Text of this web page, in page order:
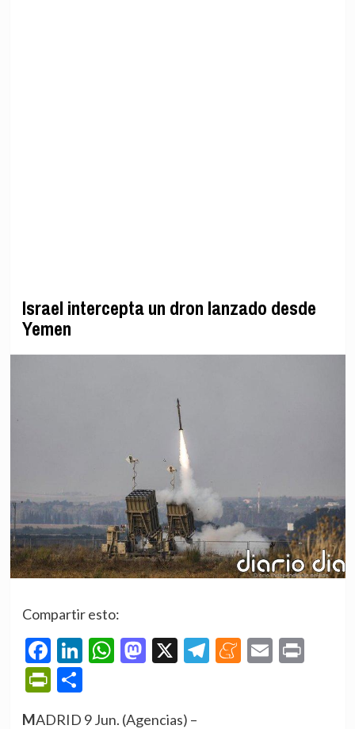
Israel intercepta un dron lanzado desde
Yemen
Compartir esto:
Facebook
LinkedIn
WhatsApp
Mastodon
X Telegram
Meneame
Email
PrintFriendly
Compartir
MADRID 9 Jun. (Agencias) –